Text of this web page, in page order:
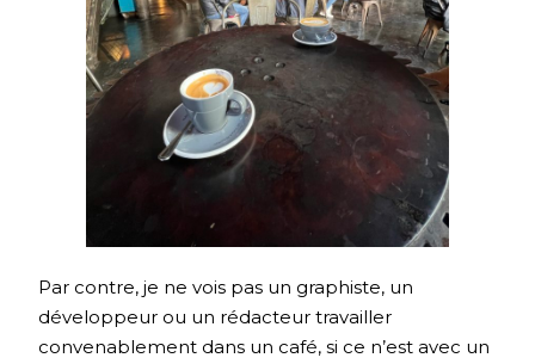
Par contre, je ne vois pas un graphiste, un
développeur ou un rédacteur travailler
convenablement dans un café, si ce n’est avec un